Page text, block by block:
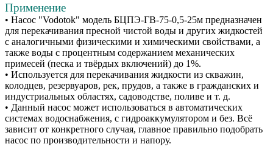
Применение
• Насос "Vodotok" модель БЦПЭ-ГВ-75-0,5-25м предназначен
для перекачивания пресной чистой воды и других жидкостей
с аналогичными физическими и химическими свойствами, а
также воды с процентным содержанием механических
примесей (песка и твёрдых включений) до 1%.
• Используется для перекачивания жидкости из скважин,
колодцев, резервуаров, рек, прудов, а также в гражданских и
индустриальных областях, садоводстве, поливе и т. д.
• Данный насос может использоваться в автоматических
системах водоснабжения, с гидроаккумулятором и без. Всё
зависит от конкретного случая, главное правильно подобрать
насос по производительности и напору.